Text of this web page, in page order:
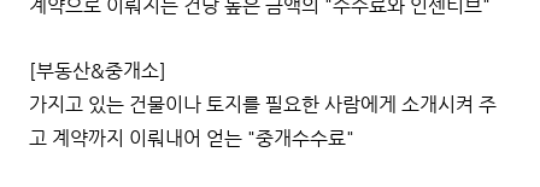
계약으로 이뤄지는 건당 높은 금액의 "수수료와 인센티브"
[부동산&중개소]
가지고 있는 건물이나 토지를 필요한 사람에게 소개시켜 주
고 계약까지 이뤄내어 얻는 "중개수수료"